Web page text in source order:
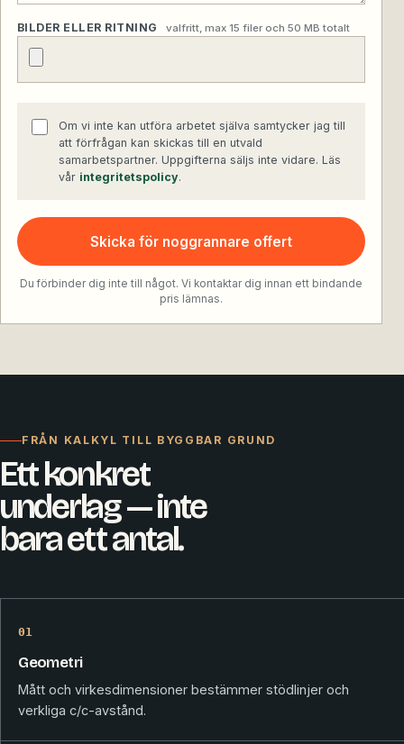
BILDER ELLER RITNING valfritt, max 15 filer och 50 MB totalt
Om vi inte kan utföra arbetet själva samtycker jag till
att förfrågan kan skickas till en utvald
samarbetspartner. Uppgifterna säljs inte vidare. Läs
vår integritetspolicy.
Skicka för noggrannare offert
Du förbinder dig inte till något. Vi kontaktar dig innan ett bindande
pris lämnas.
FRÅN KALKYL TILL BYGGBAR GRUND
Ett konkret
underlag — inte
bara ett antal.
01
Geometri
Mått och virkesdimensioner bestämmer stödlinjer och
verkliga c/c-avstånd.